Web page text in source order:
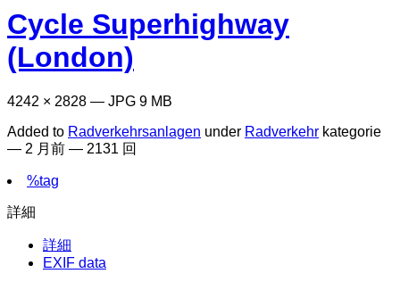
Cycle Superhighway
(London)
4242 × 2828 — JPG 9 MB
Added to Radverkehrsanlagen under Radverkehr kategorie
— 2 月前 — 2131 回
%tag
詳細
詳細
EXIF data